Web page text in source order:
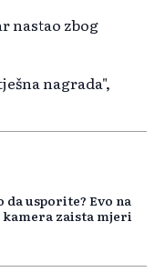
nastao zbog
nagrada",
da usporite? Evo na
zaista mjeri